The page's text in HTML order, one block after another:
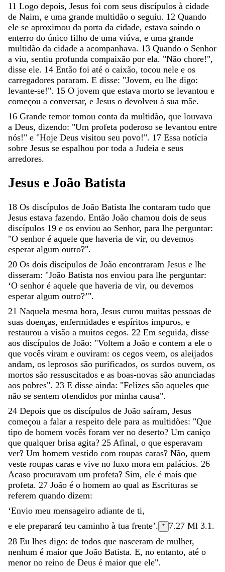
11 Logo depois, Jesus foi com seus discípulos à cidade
de Naim, e uma grande multidão o seguiu. 12 Quando
ele se aproximou da porta da cidade, estava saindo o
enterro do único filho de uma viúva, e uma grande
multidão da cidade a acompanhava. 13 Quando o Senhor
a viu, sentiu profunda compaixão por ela. "Não chore!",
disse ele. 14 Então foi até o caixão, tocou nele e os
carregadores pararam. E disse: "Jovem, eu lhe digo:
levante-se!". 15 O jovem que estava morto se levantou e
começou a conversar, e Jesus o devolveu à sua mãe.
16 Grande temor tomou conta da multidão, que louvava
a Deus, dizendo: "Um profeta poderoso se levantou entre
nós!" e "Hoje Deus visitou seu povo!". 17 Essa notícia
sobre Jesus se espalhou por toda a Judeia e seus
arredores.
Jesus e João Batista
18 Os discípulos de João Batista lhe contaram tudo que
Jesus estava fazendo. Então João chamou dois de seus
discípulos 19 e os enviou ao Senhor, para lhe perguntar:
"O senhor é aquele que haveria de vir, ou devemos
esperar algum outro?".
20 Os dois discípulos de João encontraram Jesus e lhe
disseram: "João Batista nos enviou para lhe perguntar:
‘O senhor é aquele que haveria de vir, ou devemos
esperar algum outro?’".
21 Naquela mesma hora, Jesus curou muitas pessoas de
suas doenças, enfermidades e espíritos impuros, e
restaurou a visão a muitos cegos. 22 Em seguida, disse
aos discípulos de João: "Voltem a João e contem a ele o
que vocês viram e ouviram: os cegos veem, os aleijados
andam, os leprosos são purificados, os surdos ouvem, os
mortos são ressuscitados e as boas-novas são anunciadas
aos pobres". 23 E disse ainda: "Felizes são aqueles que
não se sentem ofendidos por minha causa".
24 Depois que os discípulos de João saíram, Jesus
começou a falar a respeito dele para as multidões: "Que
tipo de homem vocês foram ver no deserto? Um caniço
que qualquer brisa agita? 25 Afinal, o que esperavam
ver? Um homem vestido com roupas caras? Não, quem
veste roupas caras e vive no luxo mora em palácios. 26
Acaso procuravam um profeta? Sim, ele é mais que
profeta. 27 João é o homem ao qual as Escrituras se
referem quando dizem:
‘Envio meu mensageiro adiante de ti,
e ele preparará teu caminho à tua frente’. * 7.27 Ml 3.1.
28 Eu lhes digo: de todos que nasceram de mulher,
nenhum é maior que João Batista. E, no entanto, até o
menor no reino de Deus é maior que ele".